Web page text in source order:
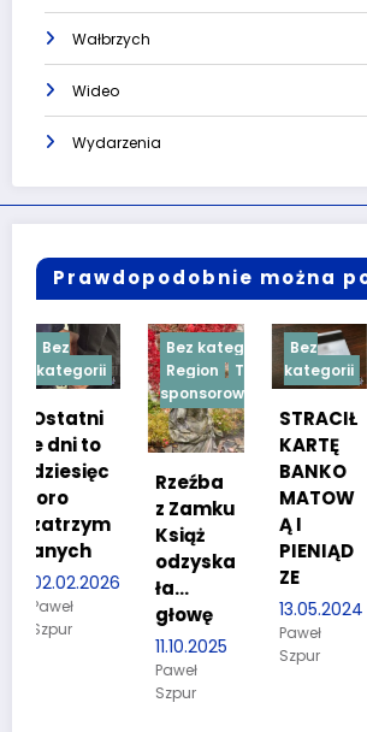
Wałbrzych
Wideo
Wydarzenia
Prawdopodobnie można
Bez kategorii
Region
Treść
sponsorowana
Rzeźba
z Zamku
Książ
odzyska
ła…
głowę
Bez
kategorii
STRACIŁ
KARTĘ
BANKO
MATOW
Ą I
PIENIĄD
ZE
13.05.2024
Szpur
Bez
kategorii
ZAMIAS
T
INWEST
YCJI
PONAD
ZŁOTYC
H